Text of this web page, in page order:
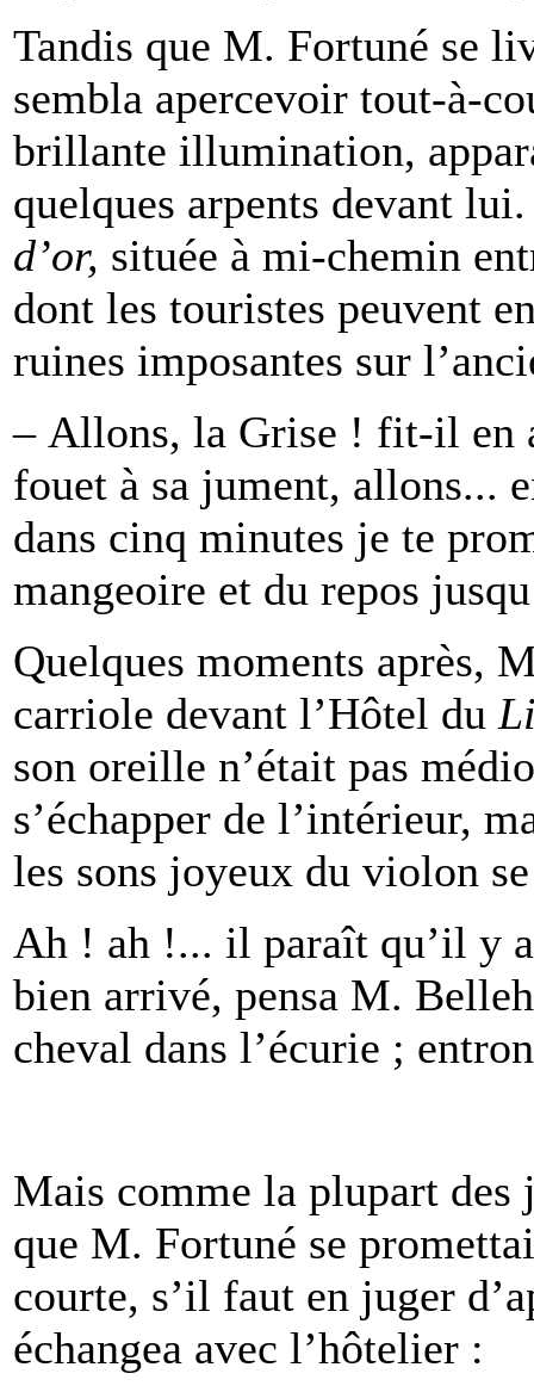
Tandis que M. Fortuné se
sembla apercevoir tout-à-
brillante illumination,
quelques arpents devant
d’or, située à mi-chemin
dont les touristes peuvent
ruines imposantes sur
– Allons, la Grise ! fit-il en
fouet à sa jument, allons...
dans cinq minutes je te
mangeoire et du repos
Quelques moments après,
carriole devant l’Hôtel du
son oreille n’était pas
s’échapper de l’intérieur,
les sons joyeux du violon
Ah ! ah !... il paraît qu’il y
bien arrivé, pensa M.
cheval dans l’écurie ;
Mais comme la plupart des
que M. Fortuné se
courte, s’il faut en juger
échangea avec l’hôtelier :